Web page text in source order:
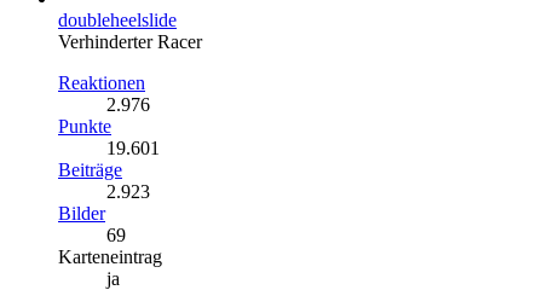
doubleheelslide
Verhinderter Racer
Reaktionen
2.976
Punkte
19.601
Beiträge
2.923
Bilder
69
Karteneintrag
ja